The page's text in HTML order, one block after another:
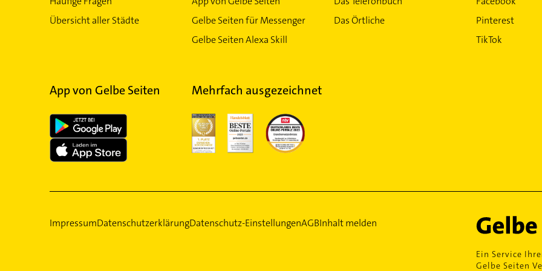
Übersicht aller Städte
Gelbe Seiten für Messenger
Gelbe Seiten Alexa Skill
Das Örtliche
Pinterest
TikTok
App von Gelbe Seiten Mehrfach ausgezeichnet
ImpressumDatenschutzerklärungDatenschutz-EinstellungenAGBInhalt melden
Ein Service
Gelbe Seiten